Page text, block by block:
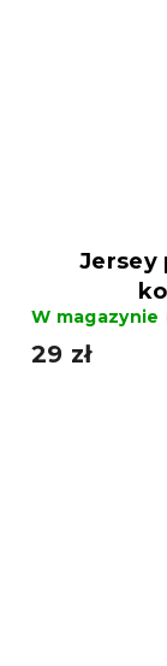
Jersey
W magazynie
29 zł